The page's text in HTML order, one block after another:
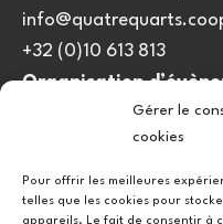
Gérer le
cookies
Pour offrir les meilleures
telles que les cookies pour
appareils. Le fait de consentir à
+32 (0)10 613 813
Organisation
Politique de cookies (UE)